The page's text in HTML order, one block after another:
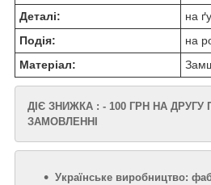
Деталі:
на
Подія:
на
Матеріал:
ДІЄ ЗНИЖКА : - 100 ГРН НА ДРУГУ
ЗАМОВЛЕННІ
Українське виробництво: